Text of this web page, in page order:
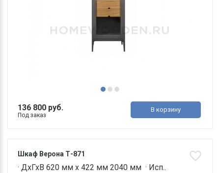
136 800 руб.
Под заказ
В корзину
Шкаф Верона Т-871
· ДхГхВ 620 мм х 422 мм 2040 мм · Исп..